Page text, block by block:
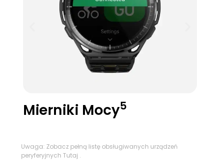
Mierniki Mocy5
Uwaga: Zobacz pełną listę obsługiwanych urządzeń
peryferyjnych Tutaj .